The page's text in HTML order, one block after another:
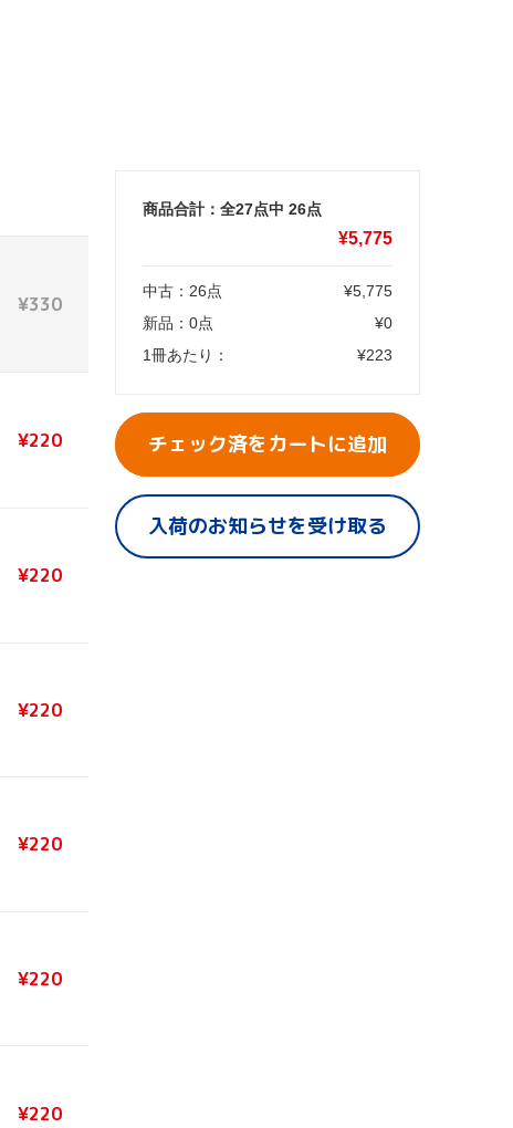
¥330
¥220
¥220
¥220
¥220
¥220
¥220
商品合計：全27点中 26点
¥5,775
中古： 26点 ¥5,775
新品： 0点 ¥0
1冊あたり：
¥223
チェック済をカートに追加
入荷のお知らせを受け取る